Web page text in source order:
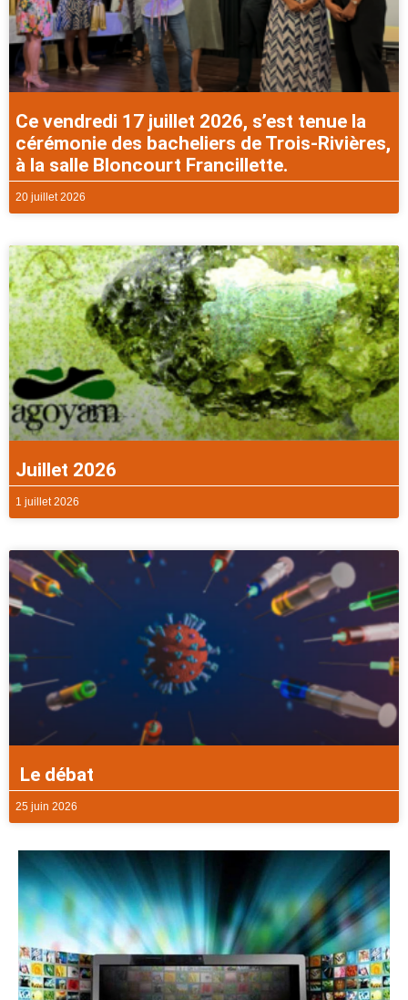
Ce vendredi 17 juillet 2026, s’est tenue la
cérémonie des bacheliers de Trois-Rivières,
à la salle Bloncourt Francillette.
20 juillet 2026
Juillet 2026
1 juillet 2026
Le débat
25 juin 2026